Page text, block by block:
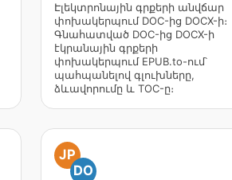
Էլեկտրոնային գրքերի անվճար
փոխակերպում DOC-ից DOCX-ի։
Գնահատված DOC-ից DOCX-ի
էկրանային գրքերի
փոխակերպում EPUB.to-ում՝
պահպանելով գլուխները,
ձևավորումը և TOC-ը։
JP
DO